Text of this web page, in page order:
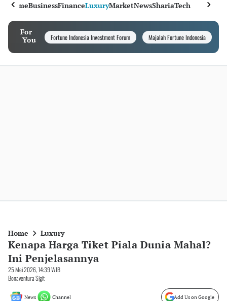
HomeBusinessFinanceLuxuryMarketNewsShariaTech
For
You
Fortune Indonesia Investment Forum Majalah Fortune Indonesia
Home Luxury
Kenapa Harga Tiket Piala Dunia Mahal?
Ini Penjelasannya
25 Mei 2026, 14:39 WIB
Bonaventura Sigit
News Channel Add Us on Google